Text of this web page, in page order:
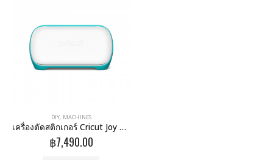
DIY, MACHINES
เครื่องตัดสติกเกอร์ Cricut Joy Portable Digital Die Cutting Machine (2007992)
฿7,490.00